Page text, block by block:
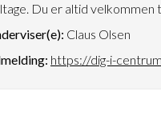
Du er altid velkommen
Claus Olsen
https://dig-i-